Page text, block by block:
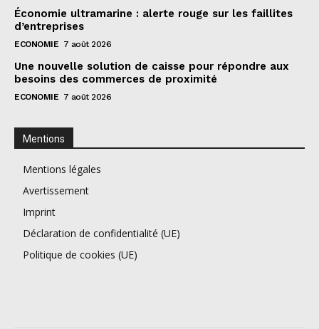
Économie ultramarine : alerte rouge sur les faillites
d’entreprises
ECONOMIE 7 août 2026
Une nouvelle solution de caisse pour répondre aux
besoins des commerces de proximité
ECONOMIE 7 août 2026
Mentions
Mentions légales
Avertissement
Imprint
Déclaration de confidentialité (UE)
Politique de cookies (UE)